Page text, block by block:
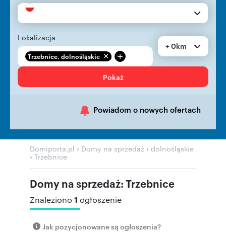
Lokalizacja
Trzebnice, dolnośląskie +
+ 0km
Pokaż
Powiadom o nowych ofertach
Domiporta.pl › Domy na sprzedaż › dolnośląskie
› Trzebnice
Domy na sprzedaż: Trzebnice
Znaleziono 1 ogłoszenie
Jak pozycjonowane są ogłoszenia?